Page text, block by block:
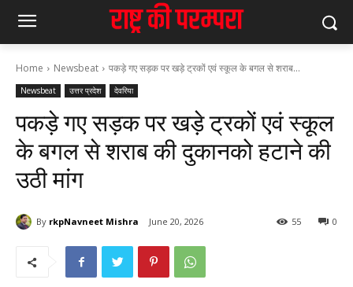
Home Newsbeat पकड़े गए सड़क पर खड़े ट्रकों एवं स्कूल के बगल से शराब...
Newsbeat उत्तर प्रदेश देवरिया
पकड़े गए सड़क पर खड़े ट्रकों एवं स्कूल
के बगल से शराब की दुकानको हटाने की
उठी मांग
By rkpNavneet Mishra June 20, 2026 0
55